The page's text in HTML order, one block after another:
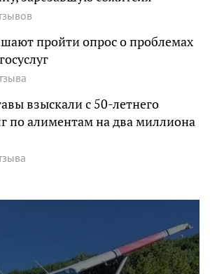
пройти опрос о проблемах
взыскали с 50-летнего
по алиментам на два миллиона